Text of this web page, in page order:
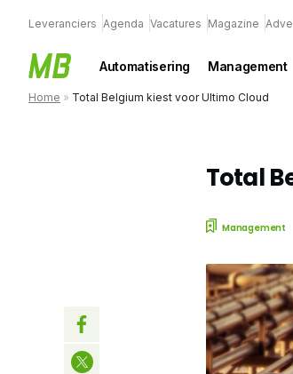
Leveranciers Agenda Vacatures Magazine
Automatisering Management
Home » Total Belgium kiest voor Ultimo Cloud
Total
Management